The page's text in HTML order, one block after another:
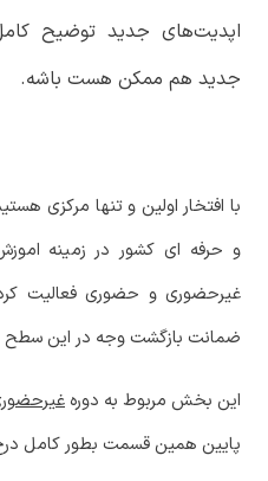
اپدیت‌های جدید توضیح
جدید هم ممکن هست باشه.
با افتخار اولین و تنها مرکزی
و حرفه ای کشور در زمینه
غیرحضوری و حضوری فعالیت
ضمانت بازگشت وجه در این
این بخش مربوط به دوره
پایین همین قسمت بطور کامل